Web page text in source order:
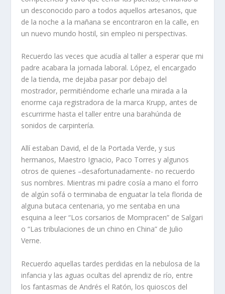
un desconocido paro a todos aquellos artesanos, que
de la noche a la mañana se encontraron en la calle, en
un nuevo mundo hostil, sin empleo ni perspectivas.
Recuerdo las veces que acudía al taller a esperar que mi
padre acabara la jornada laboral. López, el encargado
de la tienda, me dejaba pasar por debajo del
mostrador, permitiéndome echarle una mirada a la
enorme caja registradora de la marca Krupp, antes de
escurrirme hasta el taller entre una barahúnda de
sonidos de carpintería.
Allí estaban David, el de la Portada Verde, y sus
hermanos, Maestro Ignacio, Paco Torres y algunos
otros de quienes –desafortunadamente- no recuerdo
sus nombres. Mientras mi padre cosía a mano el forro
de algún sofá o terminaba de enguatar la tela florida de
alguna butaca centenaria, yo me sentaba en una
esquina a leer “Los corsarios de Mompracen” de Salgari
o “Las tribulaciones de un chino en China” de Julio
Verne.
Recuerdo aquellas tardes perdidas en la nebulosa de la
infancia y las aguas ocultas del aprendiz de río, entre
los fantasmas de Andrés el Ratón, los quioscos del